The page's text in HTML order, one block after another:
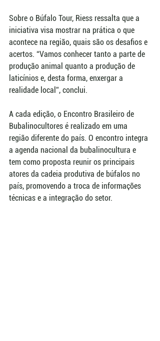
Sobre o Búfalo Tour, Riess ressalta que a
iniciativa visa mostrar na prática o que
acontece na região, quais são os desafios e
acertos. “Vamos conhecer tanto a parte de
produção animal quanto a produção de
laticínios e, desta forma, enxergar a
realidade local”, conclui.
A cada edição, o Encontro Brasileiro de
Bubalinocultores é realizado em uma
região diferente do país. O encontro integra
a agenda nacional da bubalinocultura e
tem como proposta reunir os principais
atores da cadeia produtiva de búfalos no
país, promovendo a troca de informações
técnicas e a integração do setor.